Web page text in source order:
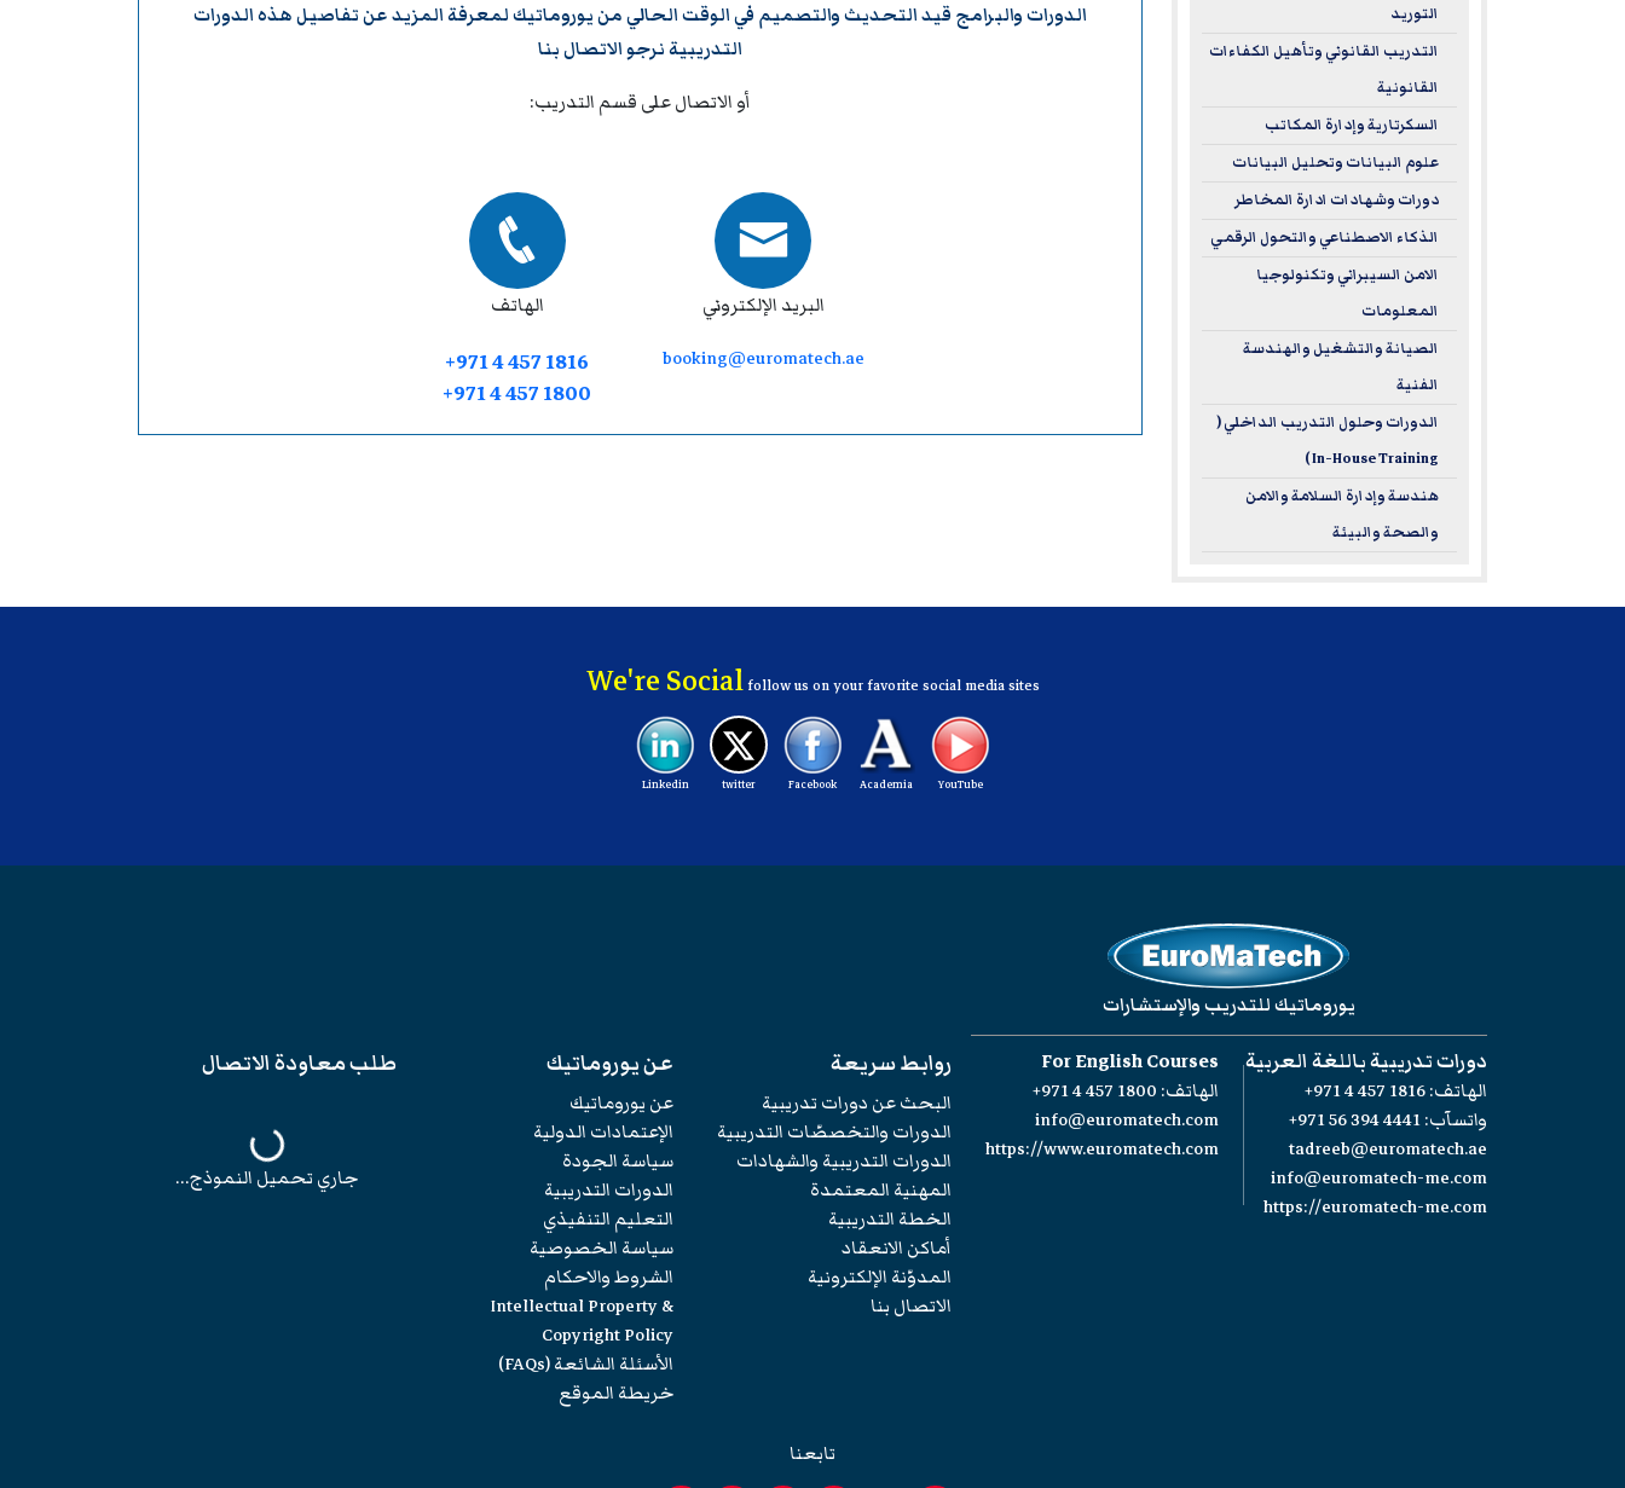
الدورات والبرامج قيد التحديث والتصميم في الوقت الحالي منيوروماتيكلمعرفة المزيد عن تفاصيل هذه الدورات
التدريبية نرجوالاتصال بنا
أو الاتصال على قسم التدريب:
البريد الإلكتروني
booking@euromatech.ae
الهاتف
+971 4 457 1816
+971 4 457 1800
التوريد
التدريب القانوني وتأهيل الكفاءات
القانونية
السكرتارية وإدارة المكاتب
علوم البيانات وتحليل البيانات
دورات وشهادات ادارة المخاطر
الذكاء الاصطناعي والتحول الرقمي
الامن السيبراني وتكنولوجيا
المعلومات
الصيانة والتشغيل والهندسة
الفنية
الدورات وحلول التدريب الداخلي (
In-House Training )
هندسة وإدارة السلامة والامن
والصحة والبيئة
We're Socialfollow us on your favorite social media sites
YouTube
Academia
Facebook
twitter
Linkedin
يوروماتيك للتدريب والإستشارات
دورات تدريبية باللغة العربية
الهاتف:+971 4 457 1816
واتسآب:+971 56 394 4441
tadreeb@euromatech.ae
info@euromatech-me.com
https://euromatech-me.com
For English Courses
الهاتف: +971 4 457 1800
info@euromatech.com
https://www.euromatech.com
روابط سريعة
البحث عن دورات تدريبية
الدورات والتخصصّات التدريبية
الدورات التدريبية والشهادات
المهنية المعتمدة
الخطة التدريبية
أماكن الانعقاد
المدوّنة الإلكترونية
الاتصال بنا
عن يوروماتيك
عن يوروماتيك
الإعتمادات الدولية
سياسة الجودة
الدورات التدريبية
التعليم التنفيذي
سياسة الخصوصية
الشروط والاحكام
Intellectual Property &
Copyright Policy
الأسئلة الشائعة (FAQs)
خريطة الموقع
طلب معاودة الاتصال
جاري تحميل النموذج...
تابعنا